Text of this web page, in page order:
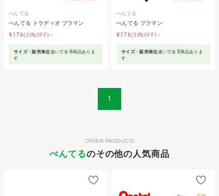
ぺんてる
ぺんてる トラディオ プラマン
¥176(20%OFF)～
サイズ・販売単位違いで全 6商品ありま
す
ぺんてる
ぺんてる プラマン
¥176(20%OFF)～
サイズ・販売単位違いで全3商品ありま
す
1
ぺんてるのその他の人気商品
OTHER PRODUCTS